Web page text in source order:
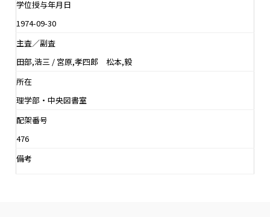
学位授与年月日
1974-09-30
主査／副査
田部,浩三 / 宮原,孝四郎 松本,毅
所在
理学部・中央図書室
配架番号
476
備考